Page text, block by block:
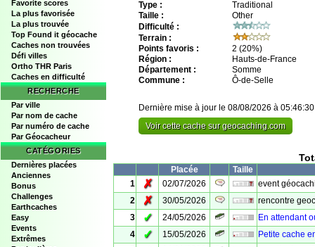
Favorite scores
La plus favorisée
La plus trouvée
Top Found it géocache
Caches non trouvées
Défi villes
Ortho THR Paris
Caches en difficulté
RECHERCHE
Par ville
Par nom de cache
Par numéro de cache
Par Géocacheur
CATÉGORIES
Dernières placées
Anciennes
Bonus
Challenges
Earthcaches
Easy
Events
Extrêmes
Type :
Traditional
Taille :
Other
Difficulté :
Terrain :
Points favoris :
2 (20%)
Région :
Hauts-de-France
Département :
Somme
Commune :
Ô-de-Selle
Dernière mise à jour le 08/08/2026 à 05:46:30
Voir cette cache sur geocaching.com
Placée
Taille
1
✗ 02/07/2026
event
2
✗ 30/05/2026
rencontre
3
✓ 24/05/2026
En attendant
4
✓ 15/05/2026
Petite cache